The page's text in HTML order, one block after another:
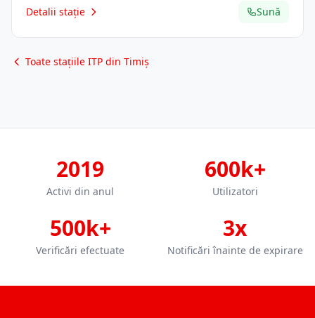
Detalii stație Sună
Toate stațiile ITP din Timiș
2019
Activi din anul
600k+
Utilizatori
500k+
Verificări efectuate
3x
Notificări înainte de expirare